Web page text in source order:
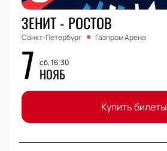
ЗЕНИТ - РОСТОВ
Санкт-Петербург Газпром Арена
7 сб, 16:30
НОЯБ
Купить билеты